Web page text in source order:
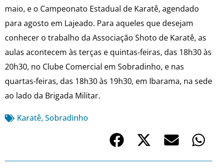
maio, e o Campeonato Estadual de Karatê, agendado
para agosto em Lajeado. Para aqueles que desejam
conhecer o trabalho da Associação Shoto de Karatê, as
aulas acontecem às terças e quintas-feiras, das 18h30 às
20h30, no Clube Comercial em Sobradinho, e nas
quartas-feiras, das 18h30 às 19h30, em Ibarama, na sede
ao lado da Brigada Militar.
Karatê, Sobradinho